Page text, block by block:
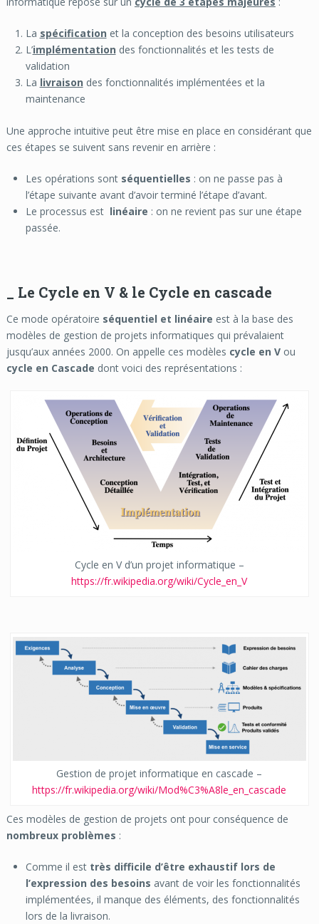
La spécification et la conception des besoins utilisateurs
L’implémentation des fonctionnalités et les tests de
validation
La livraison des fonctionnalités implémentées et la
maintenance
Une approche intuitive peut être mise en place en considérant que
ces étapes se suivent sans revenir en arrière :
Les opérations sont séquentielles : on ne passe pas à
l’étape suivante avant d’avoir terminé l’étape d’avant.
Le processus est linéaire : on ne revient pas sur une étape
passée.
_ Le Cycle en V & le Cycle en cascade
Ce mode opératoire séquentiel et linéaire est à la base des
modèles de gestion de projets informatiques qui prévalaient
jusqu’aux années 2000. On appelle ces modèles cycle en Vou
cycle en Cascade dont voici des représentations :
Cycle en V d’un projet informatique –
https://fr.wikipedia.org/wiki/Cycle_en_V
Gestion de projet informatique en cascade –
https://fr.wikipedia.org/wiki/Mod%C3%A8le_en_cascade
Ces modèles de gestion de projets ont pour conséquence de
nombreux problèmes :
Comme il est très difficile d’être exhaustif lors de
l’expression des besoins avant de voir les fonctionnalités
implémentées, il manque des éléments, des fonctionnalités
lors de la livraison.